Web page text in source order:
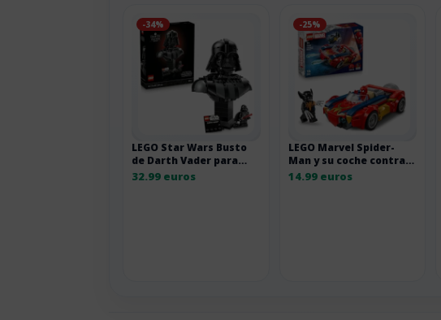
-34%
LEGO Star Wars Busto
de Darth Vader para
adultos
32.99 euros
-25%
LEGO Marvel Spider-
Man y su coche contra
Wolverine
14.99 euros